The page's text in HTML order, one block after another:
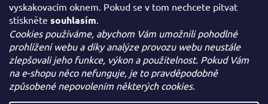
vyskakovacím oknem. Pokud se v tom nechcete pitvat
stiskněte souhlasím.
Cookies používáme, abychom Vám umožnili pohodlné
prohlížení webu a díky analýze provozu webu neustále
zlepšovali jeho funkce, výkon a použitelnost. Pokud Vám
na e-shopu něco nefunguje, je to pravděpodobně
způsobené nepovolením některých cookies.
FACEBOOK
Facebook